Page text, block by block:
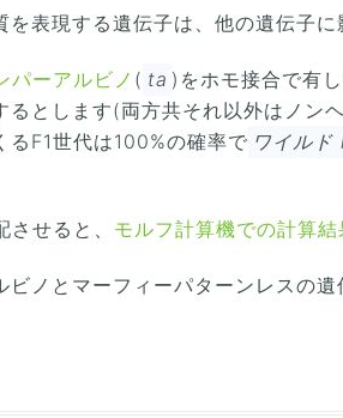
表現する遺伝子は、他の遺伝子
パーアルビノ ( ta )をホモ接合で有
るとします(両方共それ以外はノン
るF1世代は100%の確率で ワイルド
せると、 モルフ計算機での計算結
ビノとマーフィーパターンレスの